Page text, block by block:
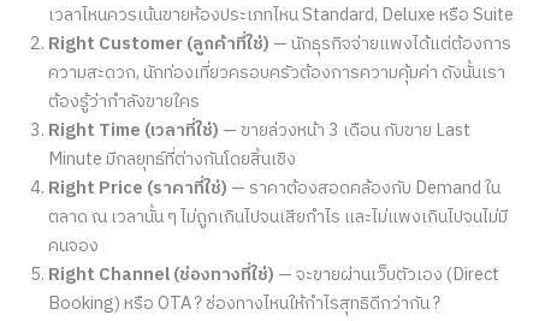
เวลาไหนควรเน้นขายห้องประเภทไหน Standard, Deluxe หรือ Suite
Right Customer (ลูกค้าที่ใช่) — นักธุรกิจจ่ายแพงได้แต่ต้องการ
ความสะดวก, นักท่องเที่ยวครอบครัวต้องการความคุ้มค่า ดังนั้นเรา
ต้องรู้ว่ากำลังขายใคร
Right Time (เวลาที่ใช่) — ขายล่วงหน้า 3 เดือน กับขาย Last
Minute มีกลยุทธ์ที่ต่างกันโดยสิ้นเชิง
Right Price (ราคาที่ใช่) — ราคาต้องสอดคล้องกับ Demand ใน
ตลาด ณ เวลานั้น ๆ ไม่ถูกเกินไปจนเสียกำไร และไม่แพงเกินไปจนไม่มี
คนจอง
Right Channel (ช่องทางที่ใช่) — จะขายผ่านเว็บตัวเอง (Direct
Booking) หรือ OTA ? ช่องทางไหนให้กำไรสุทธิดีกว่ากัน ?